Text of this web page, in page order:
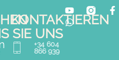
KONTAKTIEREN
SIE UNS
+34 604
866 939